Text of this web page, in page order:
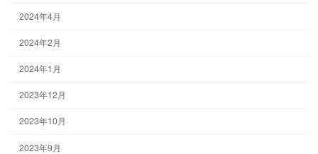
2024年4月
2024年2月
2024年1月
2023年12月
2023年10月
2023年9月